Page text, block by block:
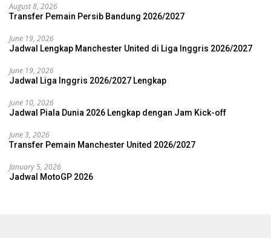
August 8, 2026
Transfer Pemain Persib Bandung 2026/2027
June 19, 2026
Jadwal Lengkap Manchester United di Liga Inggris 2026/2027
June 19, 2026
Jadwal Liga Inggris 2026/2027 Lengkap
June 10, 2026
Jadwal Piala Dunia 2026 Lengkap dengan Jam Kick-off
June 3, 2026
Transfer Pemain Manchester United 2026/2027
January 5, 2026
Jadwal MotoGP 2026